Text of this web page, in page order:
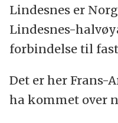
Lindesnes er
Lindesnes-
forbindelse til
Det er her Frans-
ha kommet over